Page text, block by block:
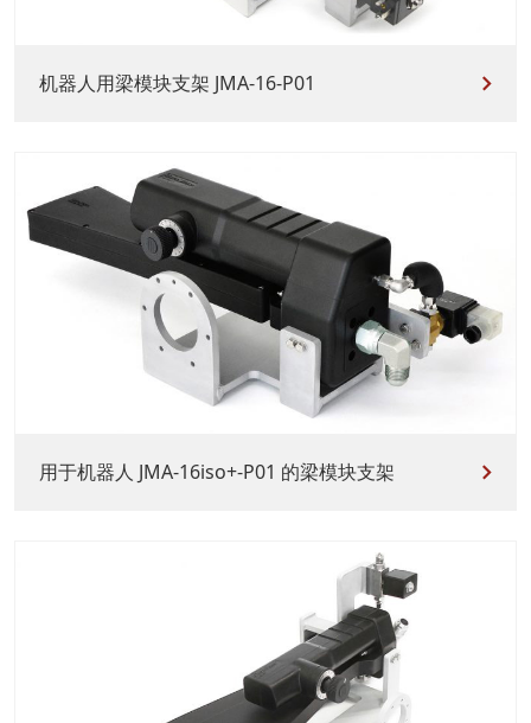
机器人用梁模块支架 JMA-16-P01
用于机器人 JMA-16iso+-P01 的梁模块支架